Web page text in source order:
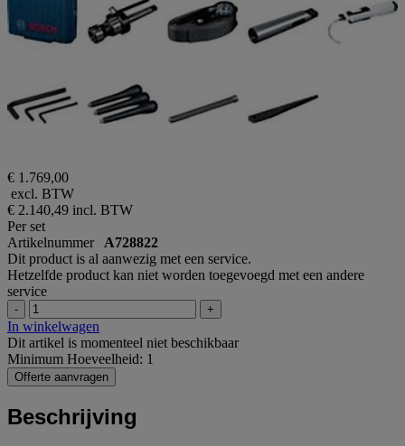
€ 1.769,00
excl. BTW
€ 2.140,49 incl. BTW
Per set
Artikelnummer A728822
Dit product is al aanwezig met een service.
Hetzelfde product kan niet worden toegevoegd met een andere
service
- +
In winkelwagen
Dit artikel is momenteel niet beschikbaar
Minimum Hoeveelheid: 1
Offerte aanvragen
Beschrijving